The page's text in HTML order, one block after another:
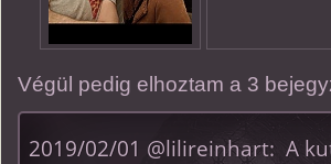
Végül pedig elhoztam a 3
2019/02/01 @lilireinhart: A